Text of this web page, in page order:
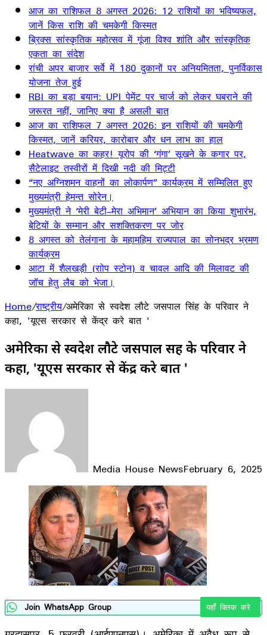
आज का राशिफल 8 अगस्त 2026: 12 राशियों का भविष्यफल,
जानें किस राशि की चमकेगी किस्मत
ब्रिक्स सांस्कृतिक महोत्सव में गूंजा विश्व शांति और सांस्कृतिक
एकता का संदेश
रांची अपर बाजार सर्वे में 180 दुकानों पर अनियमितता, पुनर्विकास
योजना तेज हुई
RBI का बड़ा बयान: UPI पेमेंट पर चार्ज को लेकर घबराने की
जरूरत नहीं, जानिए क्या है असली बात
आज का राशिफल 7 अगस्त 2026: इन राशियों की चमकेगी
किस्मत, जानें करियर, कारोबार और धन लाभ का हाल
Heatwave का कहर! यूरोप की ‘गंगा’ सूखने के कगार पर,
सैटेलाइट तस्वीरों में दिखी नदी की मिट्टी
“नए अग्निशमन वाहनों का लोकार्पण” कार्यक्रम में सम्मिलित हुए
मुख्यमंत्री हेमन्त सोरेन।
मुख्यमंत्री ने ‘मेरी बेटी–मेरा अभिमान’ अभियान का किया शुभारंभ,
बेटियों के सम्मान और सशक्तिकरण पर जोर
8 अगस्त को तेलंगाना के महामहिम राज्यपाल का सोनभद्र भ्रमण
कार्यक्रम
आटा में शैलखड़ी (राोप स्टोन) व चावल आदि की मिलावट की
जॉच हेतु लैब को भेजा।
Home/राष्ट्रीय/अमेरिका से स्वदेश लौटे जसपाल सिंह के परिवार ने
कहा, 'यूएस सरकार से केंद्र करे बात '
अमेरिका से स्वदेश लौटे जसपाल सिंह के परिवार ने
कहा, 'यूएस सरकार से केंद्र करे बात '
Media House NewsFebruary 6, 2025
Facebook
LinkedIn
WhatsApp
Telegram
Join WhatsApp Group यहाँ क्लिक करे